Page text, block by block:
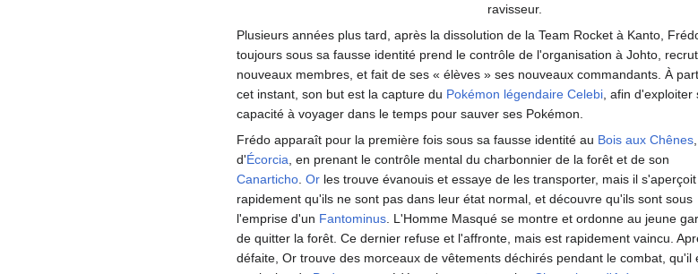
ravisseur.
Plusieurs années plus tard, après la dissolution de la Team Rocket à Kanto,
toujours sous sa fausse identité prend le contrôle de l'organisation à Johto,
nouveaux membres, et fait de ses « élèves » ses nouveaux commandants. À
cet instant, son but est la capture du Pokémon légendaire Celebi , afin d'exploiter
capacité à voyager dans le temps pour sauver ses Pokémon.
Frédo apparaît pour la première fois sous sa fausse identité au Bois aux Chênes
d'Écorcia , en prenant le contrôle mental du charbonnier de la forêt et de son
Canarticho Or les trouve évanouis et essaye de les transporter, mais il s'aperçoit
rapidement qu'ils ne sont pas dans leur état normal, et découvre qu'ils sont sous
l'emprise d'un Fantominus . L'Homme Masqué se montre et ordonne au jeune
de quitter la forêt. Ce dernier refuse et l'affronte, mais est rapidement vaincu.
défaite, Or trouve des morceaux de vêtements déchirés pendant le combat, qu'il